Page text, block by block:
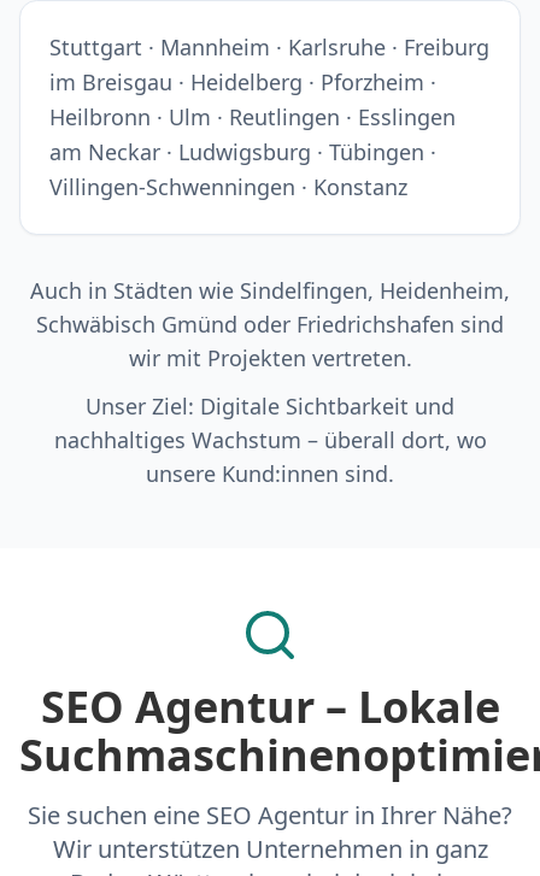
Stuttgart · Mannheim · Karlsruhe · Freiburg
im Breisgau · Heidelberg · Pforzheim ·
Heilbronn · Ulm · Reutlingen · Esslingen
am Neckar · Ludwigsburg · Tübingen ·
Villingen-Schwenningen · Konstanz
Auch in Städten wie Sindelfingen, Heidenheim,
Schwäbisch Gmünd oder Friedrichshafen sind
wir mit Projekten vertreten.
Unser Ziel: Digitale Sichtbarkeit und
nachhaltiges Wachstum – überall dort, wo
unsere Kund:innen sind.
SEO Agentur – Lokale
Sie suchen eine SEO Agentur in Ihrer Nähe?
Wir unterstützen Unternehmen in ganz